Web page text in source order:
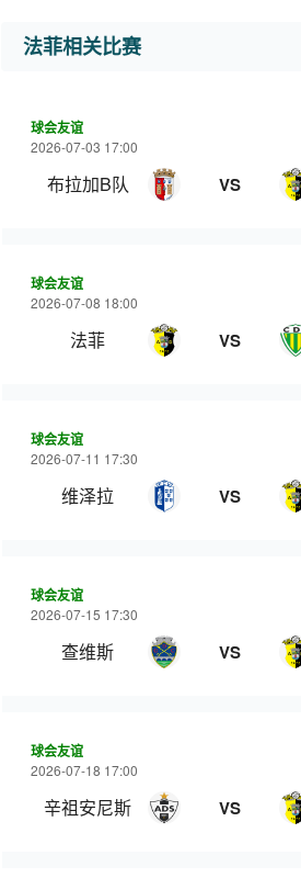
法菲相关比赛
球会友谊
2026-07-03 17:00
布拉加B队 VS
球会友谊
2026-07-08 18:00
法菲 VS
球会友谊
2026-07-11 17:30
维泽拉 VS
球会友谊
2026-07-15 17:30
查维斯 VS
球会友谊
2026-07-18 17:00
辛祖安尼斯 VS